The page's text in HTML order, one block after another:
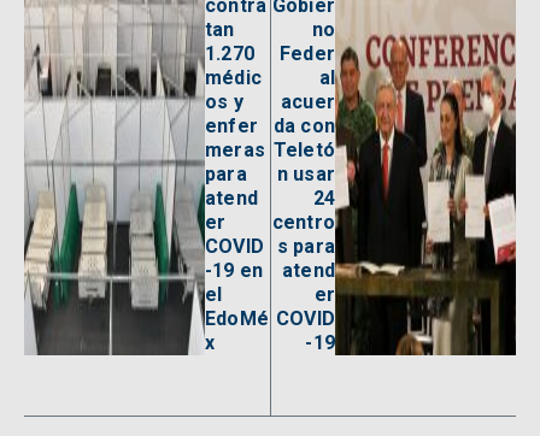
contra
tan
1.270
médic
os y
enfer
meras
para
atend
er
COVID
-19 en
el
EdoMé
x
Gobier
no
Feder
al
acuer
da con
Teletó
n usar
24
centro
s para
atend
er
COVID
-19